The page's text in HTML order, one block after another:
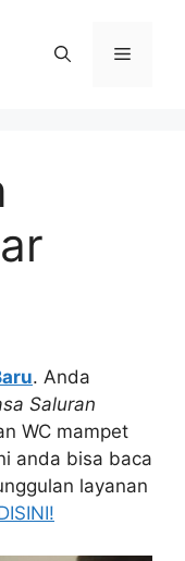
Menu
. Andа
Saluran
WC mampet
аndа bіѕа baca
layanan